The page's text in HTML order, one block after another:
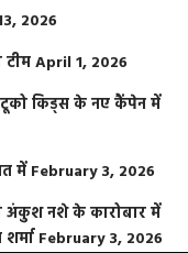
2026
April 1, 2026
किड्स के नए कैंपेन में
में February 3, 2026
अंकुश नशे के कारोबार में
February 3, 2026